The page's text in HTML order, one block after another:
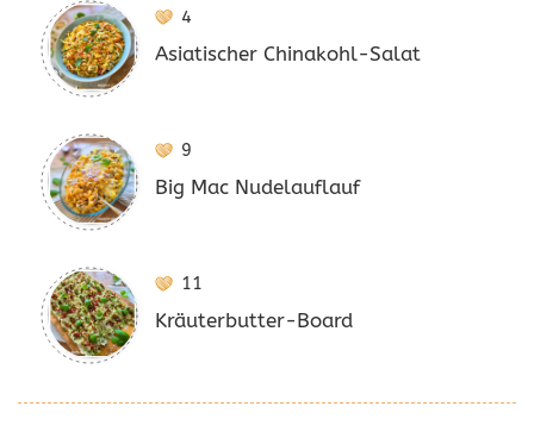
4
Asiatischer Chinakohl-Salat
9
Big Mac Nudelauflauf
11
Kräuterbutter-Board